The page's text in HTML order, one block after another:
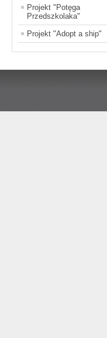
Projekt "Potęga
Przedszkolaka"
Projekt "Adopt a ship"